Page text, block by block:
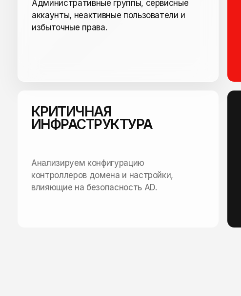
Административные группы, сервисные
аккаунты, неактивные пользователи и
избыточные права.
КРИТИЧНАЯ
ИНФРАСТРУКТУРА
Анализируем конфигурацию
контроллеров домена и настройки,
влияющие на безопасность AD.